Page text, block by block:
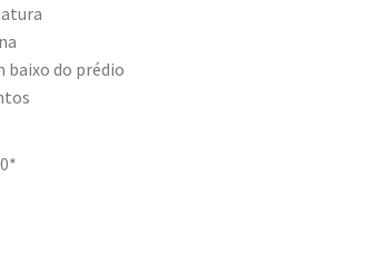
baixo do prédio